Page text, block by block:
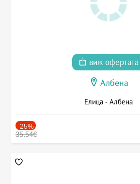
виж офертата
Албена
Елица - Албена
-25%
35.54€